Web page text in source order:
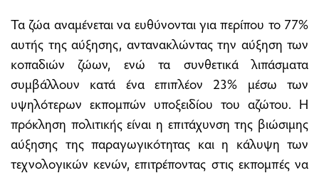
Τα ζώα αναμένεται να ευθύνονται για περίπου το 77%
αυτής της αύξησης, αντανακλώντας την αύξηση των
κοπαδιών ζώων, ενώ τα συνθετικά λιπάσματα
συμβάλλουν κατά ένα επιπλέον 23% μέσω των
υψηλότερων εκπομπών υποξειδίου του αζώτου. Η
πρόκληση πολιτικής είναι η επιτάχυνση της βιώσιμης
αύξησης της παραγωγικότητας και η κάλυψη των
τεχνολογικών κενών, επιτρέποντας στις εκπομπές να